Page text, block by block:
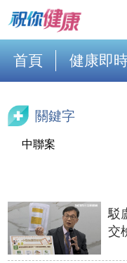
首頁 健康即
關鍵字
中聯案
駁
交